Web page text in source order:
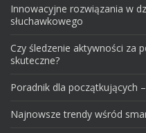
Innowacyjne rozwiązania w
słuchawkowego
Czy śledzenie aktywności za
skuteczne?
Poradnik dla początkujących
Najnowsze trendy wśród